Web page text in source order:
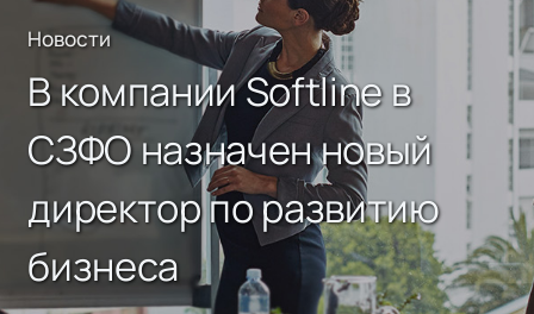
Новости
В компании Softline в
СЗФО назначен новый
директор по развитию
бизнеса